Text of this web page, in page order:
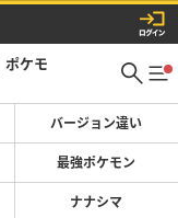
ポケモ
バージョン違い
最強ポケモン
ナナシマ